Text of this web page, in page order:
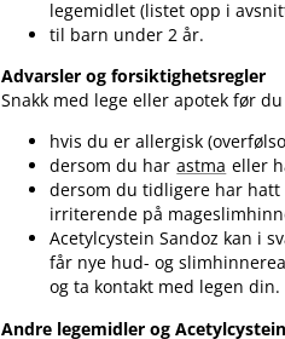
legemidlet (listet opp i
til barn under 2 år.
Advarsler og forsiktighetsregler
Snakk med lege eller apotek før
hvis du er allergisk
dersom du har astma eller
dersom du tidligere har hatt
irriterende på
Acetylcystein Sandoz kan i
får nye hud- og
og ta kontakt med legen din.
Andre legemidler og